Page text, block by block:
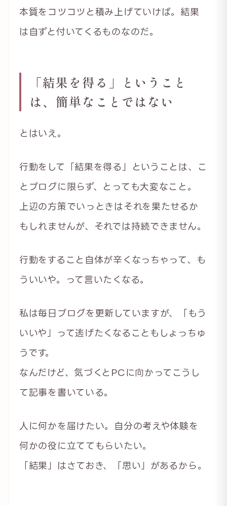
本質をコツコツと積み上げていけば。結果
は自ずと付いてくるものなのだ。
「結果を得る」ということ
は、簡単なことではない
とはいえ。
行動をして「結果を得る」ということは、こ
とブログに限らず、とっても大変なこと。
上辺の方策でいっときはそれを果たせるか
もしれませんが、それでは持続できません。
行動をすること自体が辛くなっちゃって、も
ういいや。って言いたくなる。
私は毎日ブログを更新していますが、「もう
いいや」って逃げたくなることもしょっちゅ
うです。
なんだけど、気づくとPCに向かってこうし
て記事を書いている。
人に何かを届けたい。自分の考えや体験を
何かの役に立ててもらいたい。
「結果」はさておき、「思い」があるから。